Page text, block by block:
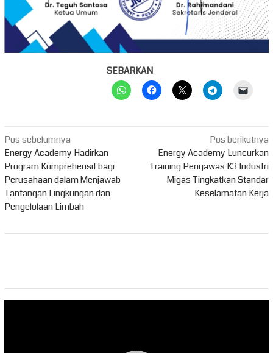
SEBARKAN
Navigasi
pos
Pos sebelumnya
Energy Academy Hadirkan
Program Komprehensif bagi
Perusahaan dalam Menjawab
Tantangan Lingkungan dan
Pengelolaan Limbah
Pos berikutnya
Energy Academy Luncurkan
Training Pengawas K3 Industri
Migas Tingkatkan Standar
Keselamatan Kerja